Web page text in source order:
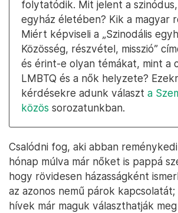
folytatódik. Mit jelent a
egyház életében? Kik a magyar
Miért képviseli a „Szinodális
Közösség, részvétel, misszió”
és érint-e olyan témákat, mint a
LMBTQ és a nők helyzete?
kérdésekre adunk választ a
közös sorozatunkban.
Csalódni fog, aki abban
hónap múlva már nőket is pappá
hogy rövidesen házasságként
az azonos nemű párok
hívek már maguk választhatják